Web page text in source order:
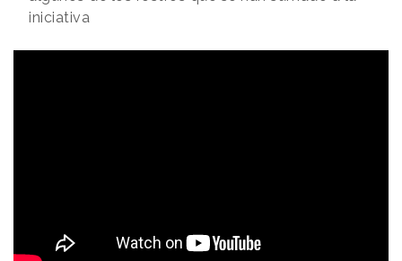
iniciativa